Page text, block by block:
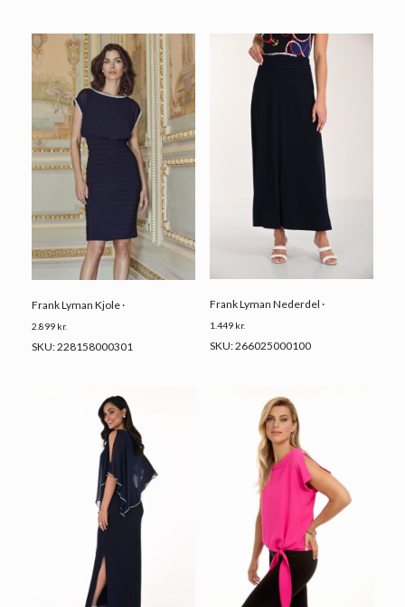
Frank Lyman Kjole ·
2.899 kr.
SKU: 228158000301
Frank Lyman Nederdel ·
1.449 kr.
SKU: 266025000100